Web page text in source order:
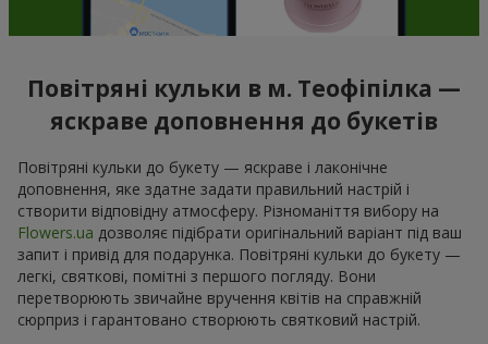
Повітряні кульки в м. Теофіпілка —
яскраве доповнення до букетів
Повітряні кульки до букету — яскраве і лаконічне
доповнення, яке здатне задати правильний настрій і
створити відповідну атмосферу. Різноманіття вибору на
Flowers.ua дозволяє підібрати оригінальний варіант під ваш
запит і привід для подарунка. Повітряні кульки до букету —
легкі, святкові, помітні з першого погляду. Вони
перетворюють звичайне вручення квітів на справжній
сюрприз і гарантовано створюють святковий настрій.